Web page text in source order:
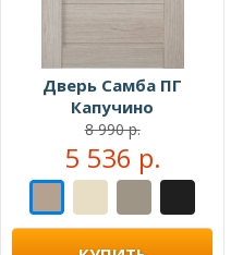
Дверь Самба ПГ
Капучино
8 990 р.
5 536 р.